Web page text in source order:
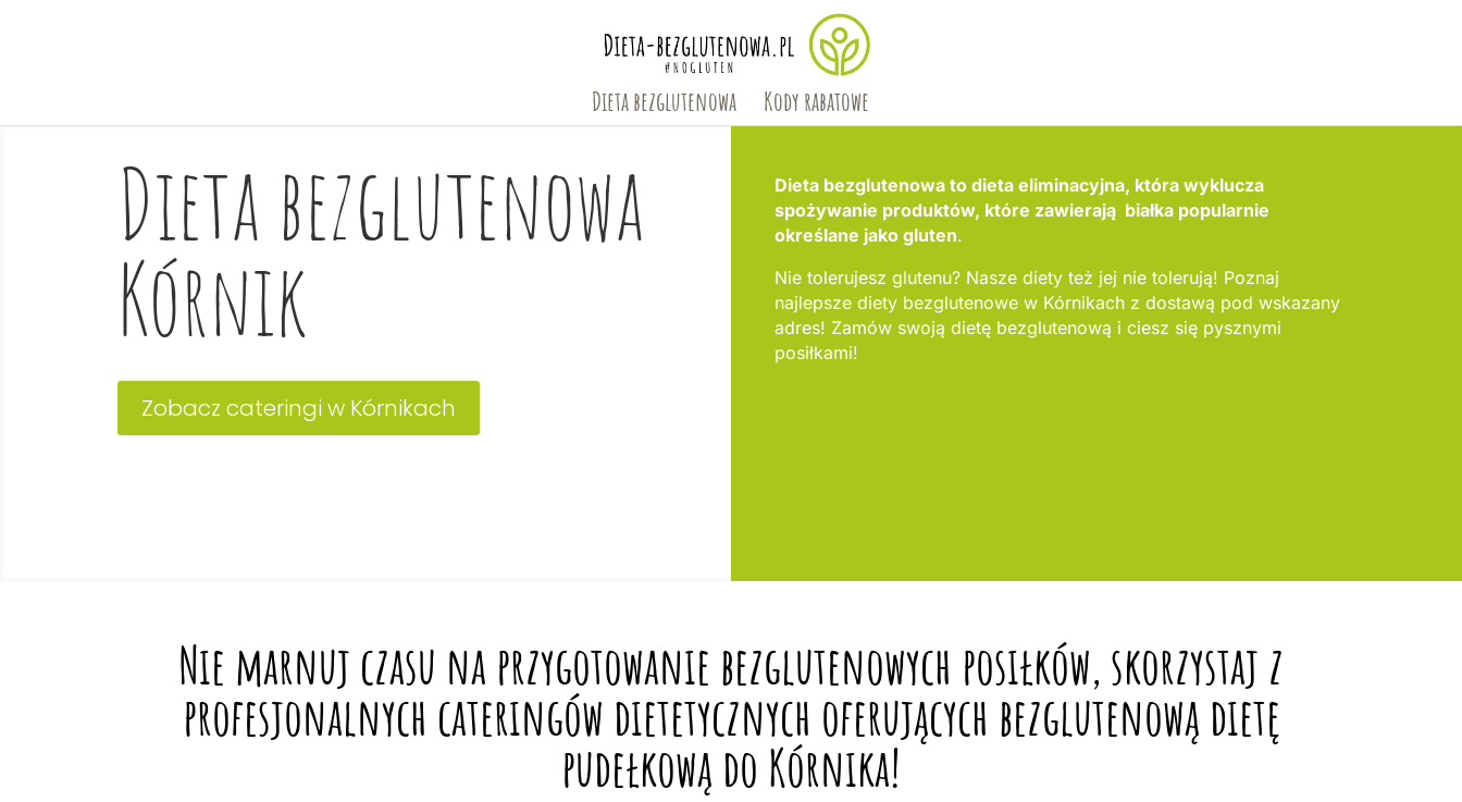
Dieta bezglutenowa Kody rabatowe
Dieta bezglutenowa
Kórnik
Zobacz cateringi w Kórnikach
Dieta bezglutenowa to dieta eliminacyjna, która wyklucza
spożywanie produktów, które zawierają białka popularnie
określane jako gluten.
Nie tolerujesz glutenu? Nasze diety też jej nie tolerują! Poznaj
najlepsze diety bezglutenowe w Kórnikach z dostawą pod wskazany
adres! Zamów swoją dietę bezglutenową i ciesz się pysznymi
posiłkami!
Nie marnuj czasu na przygotowanie bezglutenowych posiłków, skorzystaj z
profesjonalnych cateringów dietetycznych oferujących bezglutenową dietę
pudełkową do Kórnika!